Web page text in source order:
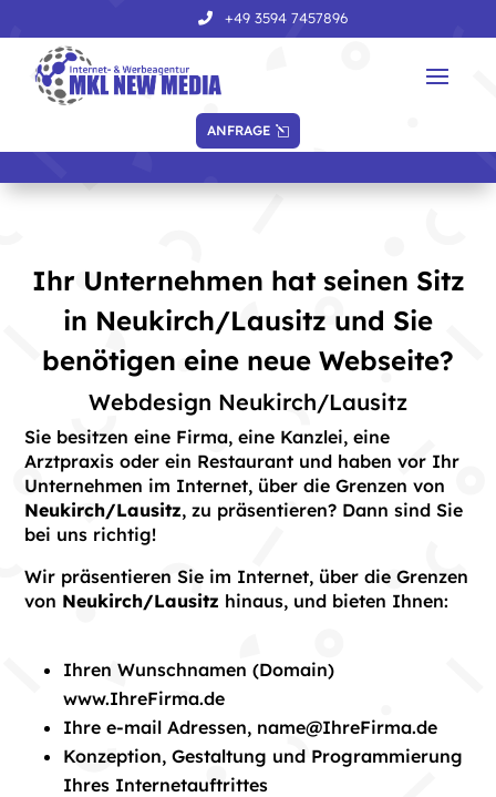
+49 3594 7457896
ANFRAGE
Ihr Unternehmen hat seinen Sitz
in Neukirch/Lausitz und Sie
benötigen eine neue Webseite?
Webdesign Neukirch/Lausitz
Sie besitzen eine Firma, eine Kanzlei, eine
Arztpraxis oder ein Restaurant und haben vor Ihr
Unternehmen im Internet, über die Grenzen von
Neukirch/Lausitz, zu präsentieren? Dann sind Sie
bei uns richtig!
Wir präsentieren Sie im Internet, über die Grenzen
von Neukirch/Lausitz hinaus, und bieten Ihnen:
Ihren Wunschnamen (Domain)
www.IhreFirma.de
Ihre e-mail Adressen, name@IhreFirma.de
Konzeption, Gestaltung und Programmierung
Ihres Internetauftrittes